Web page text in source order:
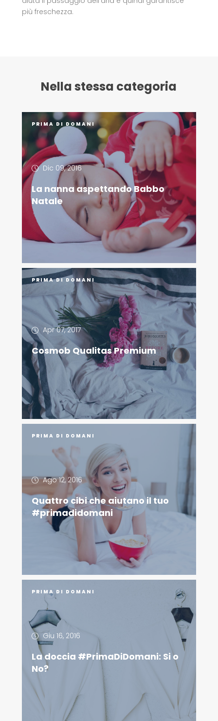
più freschezza.
Nella stessa categoria
PRIMA DI DOMANI
Dic 09, 2016
La nanna aspettando Babbo
Natale
PRIMA DI DOMANI
Apr 07, 2017
Cosmob Qualitas Premium
PRIMA DI DOMANI
Ago 12, 2016
Quattro cibi che aiutano il tuo
#primadidomani
PRIMA DI DOMANI
Giu 16, 2016
La doccia #PrimaDiDomani: Si o
No?